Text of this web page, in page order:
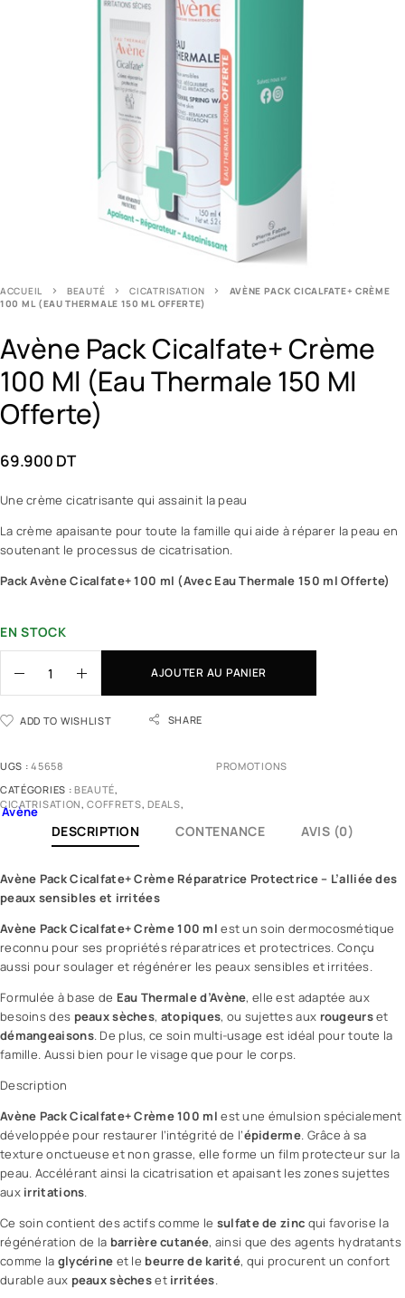
ACCUEIL BEAUTÉ CICATRISATION
AVÈNE PACK CICALFATE+ CRÈME
100 ML (EAU THERMALE 150 ML OFFERTE)
Avène Pack Cicalfate+ Crème
100 Ml (Eau Thermale 150 Ml
Offerte)
69.900 DT
Une crème cicatrisante qui assainit la peau
La crème apaisante pour toute la famille qui aide à réparer la peau en
soutenant le processus de cicatrisation.
Pack Avène Cicalfate+ 100 ml (Avec Eau Thermale 150 ml Offerte)
EN STOCK
AJOUTER AU PANIER
ADD TO WISHLIST SHARE
UGS :45658
CATÉGORIES : BEAUTÉ,
CICATRISATION,COFFRETS,DEALS,
PROMOTIONS
Avène
DESCRIPTION CONTENANCE AVIS (0)
Avène PackCicalfate+ Crème Réparatrice Protectrice– L’alliée des
peaux sensibles et irritées
Avène Pack Cicalfate+Crème100 ml est un soin dermocosmétique
reconnu pour ses propriétés réparatrices et protectrices. Conçu
aussi pour soulager et régénérer les peaux sensibles et irritées.
Formulée à base de Eau Thermaled’Avène, elle est adaptée aux
besoins des peaux sèches, atopiques, ou sujettes aux rougeurset
démangeaisons. De plus, ce soin multi-usage est idéal pour toute la
famille. Aussi bien pour le visage que pour le corps.
Description
Avène Pack Cicalfate+ Crème 100 mlest une émulsion spécialement
développée pour restaurer l’intégrité de l’épiderme. Grâce à sa
texture onctueuse et non grasse, elle forme un film protecteur sur la
peau. Accélérant ainsi la cicatrisation et apaisant les zones sujettes
aux irritations.
Ce soin contient des actifs comme le sulfate de zinc qui favorise la
régénération de la barrière cutanée, ainsi que des agents hydratants
comme la glycérine et le beurre de karité, qui procurent un confort
durable aux peaux sècheset irritées.